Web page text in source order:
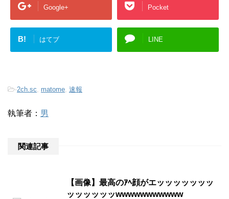
Google+ Pocket
B! はてブ LINE
-2ch.sc matome 速報
執筆者： 男
関連記事
【画像】最高のｱﾍ顔がエッッッッッッッ
ッッッッッッwwwwwwwwwww